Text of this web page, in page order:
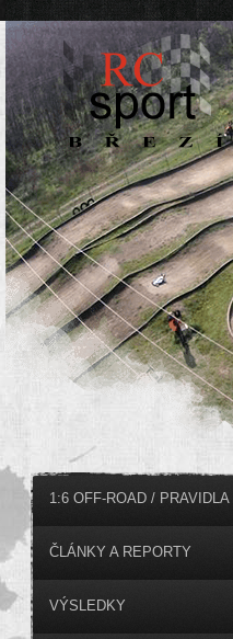
1:6 OFF-ROAD / PRAVIDLA
ČLÁNKY A REPORTY
VÝSLEDKY